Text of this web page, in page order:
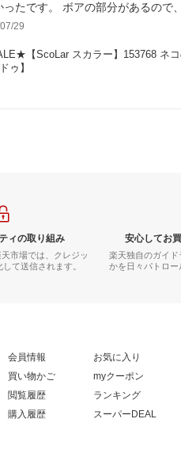
ったです。 ボアの部分があるので
29
【ScoLar スカラー】153768 ネ
ゥ】
ィの取り組み
市場では、クレジッ
て送信されます。
安心してお
楽天独自のガイ
かを日々パトロー
会員情報
買い物かご
閲覧履歴
購入履歴
お気に入り
myクーポン
ランキング
スーパーDEAL